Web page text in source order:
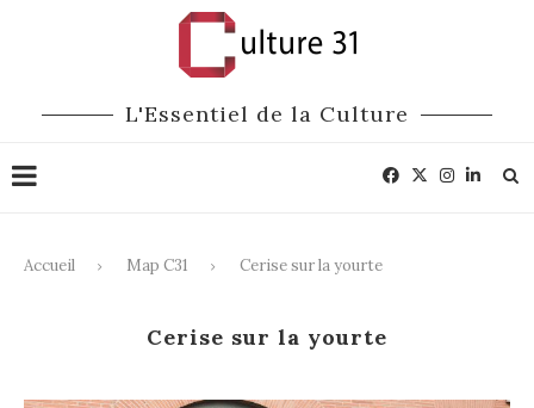
L'Essentiel de la Culture
Accueil Map C31 Cerise sur la yourte
Cerise sur la yourte